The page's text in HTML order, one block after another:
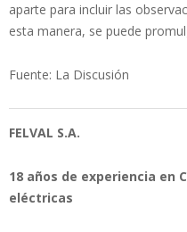
aparte para incluir las
esta manera, se puede
Fuente: La Discusión
FELVAL S.A.
18 años de experiencia en
eléctricas